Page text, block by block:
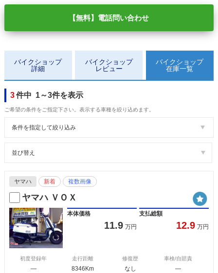
【無料】電話問い合わせ
バイクショップ
詳細
バイクショップ
レビュー
バイクショップ
在庫一覧
3件中 1～3件を表示
ご希望の条件をご指定下さい。表示する車種を絞り込めます。
条件を指定して絞り込み
並び替え
ヤマハ 新着 複数画像
ヤマハ ＶＯＸ
本体価格
11.9 万円
支払総額
12.9 万円
初度登録年
―
走行距離
8346Km
修復歴
なし
車検/自賠責
―